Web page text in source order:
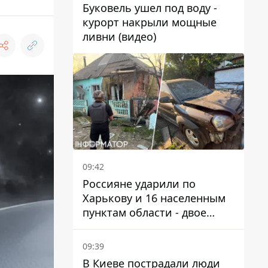
Буковель ушел под воду -
курорт накрыли мощные
ливни (видео)
09:42
Россияне ударили по
Харькову и 16 населенным
пунктам области - двое
погибших
09:39
В Киеве пострадали люди